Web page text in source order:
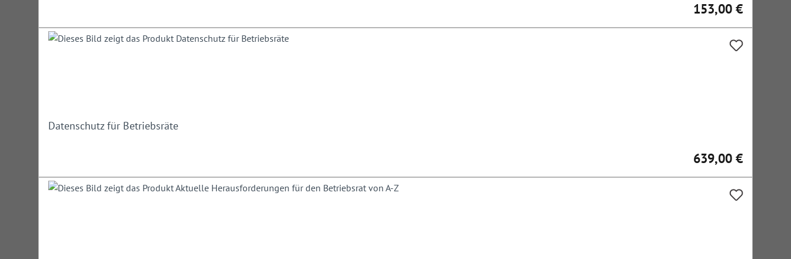
Regulärer Preis:
153,00 €
Datenschutz für Betriebsräte
Regulärer Preis:
639,00 €